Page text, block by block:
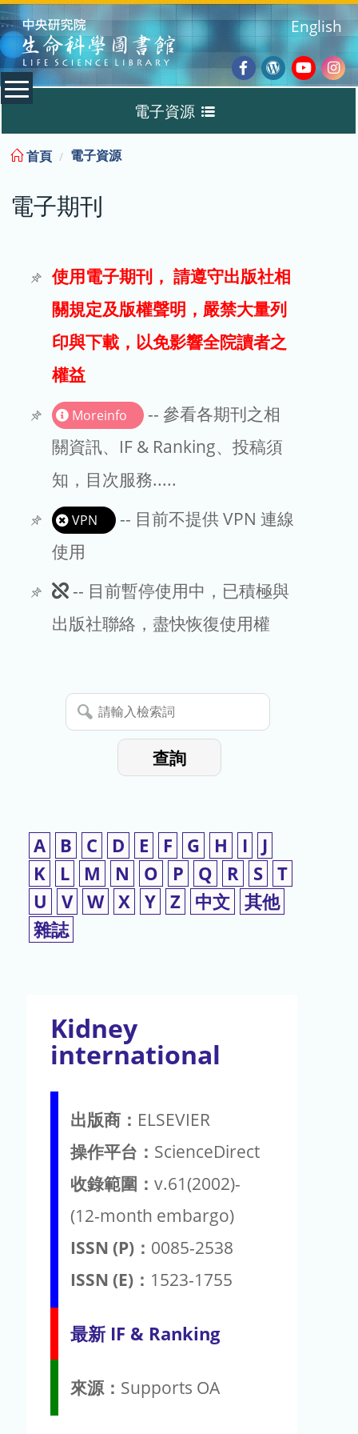
:::
Facebook
Wordpress
English
電子資源
電子期刊
試用
文章處理費
EndNote
首頁 電子資源
電子期刊
使用電子期刊， 請遵守出版社相
關規定及版權聲明，嚴禁大量列
印與下載，以免影響全院讀者之
權益
Moreinfo
-- 參看各期刊之相
關資訊、IF & Ranking、投稿須
知，目次服務.....
VPN
-- 目前不提供 VPN 連線
使用
此
期
暫
停
-- 目前暫停使用中，已積極與
出版社聯絡，盡快恢復使用權
請
輸
查詢
A B C D E F G H I
J
K
L M N O P Q R S T
U
V W X Y Z 中文 其他
雜誌
Kidney
international
出版商： ELSEVIER
操作平台： ScienceDirect
收錄範圍： v.61(2002)-
(12-month embargo)
ISSN (P)： 0085-2538
ISSN (E)： 1523-1755
最新 IF & Ranking
來源： Supports OA